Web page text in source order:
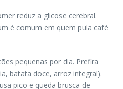
reduz a glicose cerebral.
é comum em quem pula café
pequenas por dia. Prefira
batata doce, arroz integral).
pico e queda brusca de